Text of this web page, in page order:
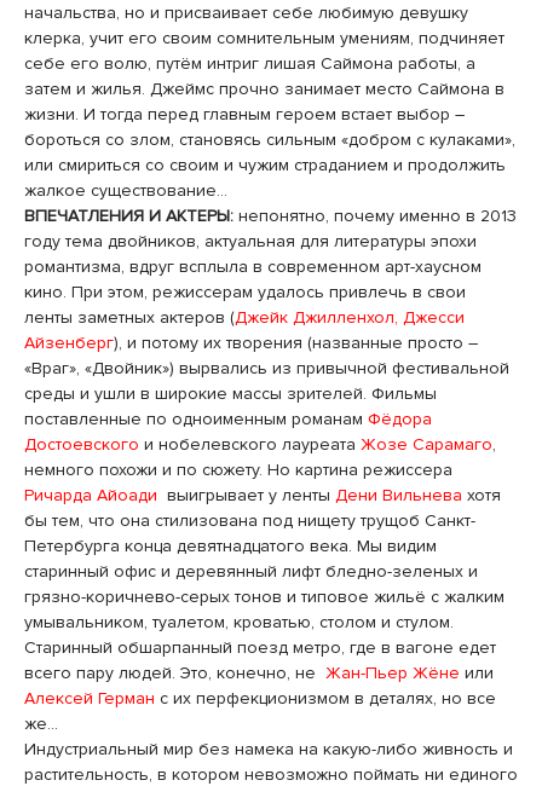
начальства, но и присваивает себе любимую девушку
клерка, учит его своим сомнительным умениям, подчиняет
себе его волю, путём интриг лишая Саймона работы, а
затем и жилья. Джеймс прочно занимает место Саймона в
жизни. И тогда перед главным героем встает выбор –
бороться со злом, становясь сильным «добром с кулаками»,
или смириться со своим и чужим страданием и продолжить
жалкое существование…
ВПЕЧАТЛЕНИЯ И АКТЕРЫ: непонятно, почему именно в 2013
году тема двойников, актуальная для литературы эпохи
романтизма, вдруг всплыла в современном арт-хаусном
кино. При этом, режиссерам удалось привлечь в свои
ленты заметных актеров (Джейк Джилленхол, Джесси
Айзенберг), и потому их творения (названные просто –
«Враг», «Двойник») вырвались из привычной фестивальной
среды и ушли в широкие массы зрителей. Фильмы
поставленные по одноименным романам Фёдора
Достоевского и нобелевского лауреата Жозе Сарамаго,
немного похожи и по сюжету. Но картина режиссера
Ричарда Айоади выигрывает у ленты Дени Вильнева хотя
бы тем, что она стилизована под нищету трущоб Санкт-
Петербурга конца девятнадцатого века. Мы видим
старинный офис и деревянный лифт бледно-зеленых и
грязно-коричнево-серых тонов и типовое жильё с жалким
умывальником, туалетом, кроватью, столом и стулом.
Старинный обшарпанный поезд метро, где в вагоне едет
всего пару людей. Это, конечно, не Жан-Пьер Жёне или
Алексей Герман с их перфекционизмом в деталях, но все
же…
Индустриальный мир без намека на какую-либо живность и
растительность, в котором невозможно поймать ни единого